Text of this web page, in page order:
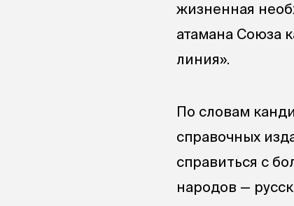
жизненная
атамана Союза
линия».
По словам
справочных
справиться с
народов —